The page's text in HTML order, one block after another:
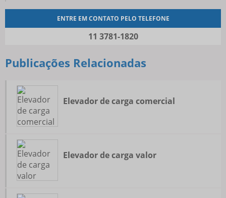
ENTRE EM CONTATO PELO TELEFONE
11 3781-1820
Publicações Relacionadas
Elevador de carga comercial
Elevador de carga valor